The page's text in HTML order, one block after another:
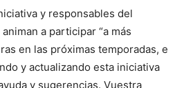
y responsables del
a participar “a más
en las próximas temporadas, e
y actualizando esta iniciativa
y sugerencias. Vuestra